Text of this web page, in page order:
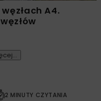
A4.
2 MINUTY CZYTANIA